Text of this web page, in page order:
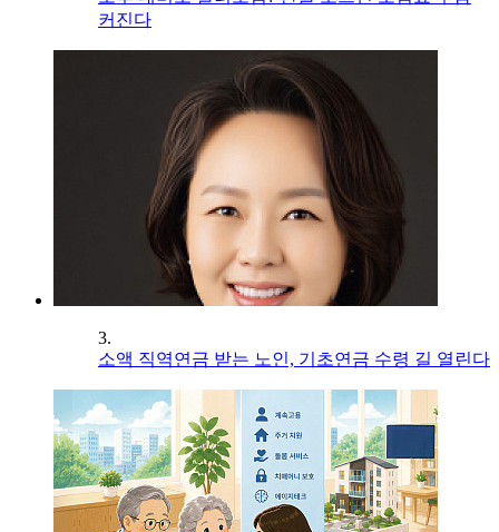
커진다
3.
소액 직역연금 받는 노인, 기초연금 수령 길 열린다